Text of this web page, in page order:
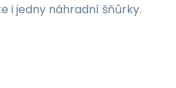
i jedny náhradní šňůrky.